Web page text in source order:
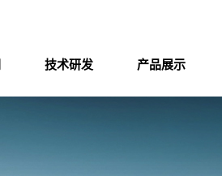
技术研发 产品展示